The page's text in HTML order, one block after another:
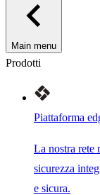
Main menu
Prodotti
Piattaforma
La nostra rete
sicurezza
e sicura.